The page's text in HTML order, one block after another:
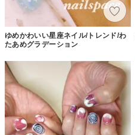
ゆめかわいい星座ネイル/トレンド/わ
たあめグラデーション